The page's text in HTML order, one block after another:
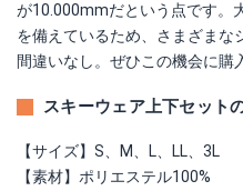
が10.000mmだという点です。
を備えているため、さまざまな
間違いなし。ぜひこの機会に購
スキーウェア上下セット
【サイズ】S、M、L、LL、3L
【素材】ポリエステル100%